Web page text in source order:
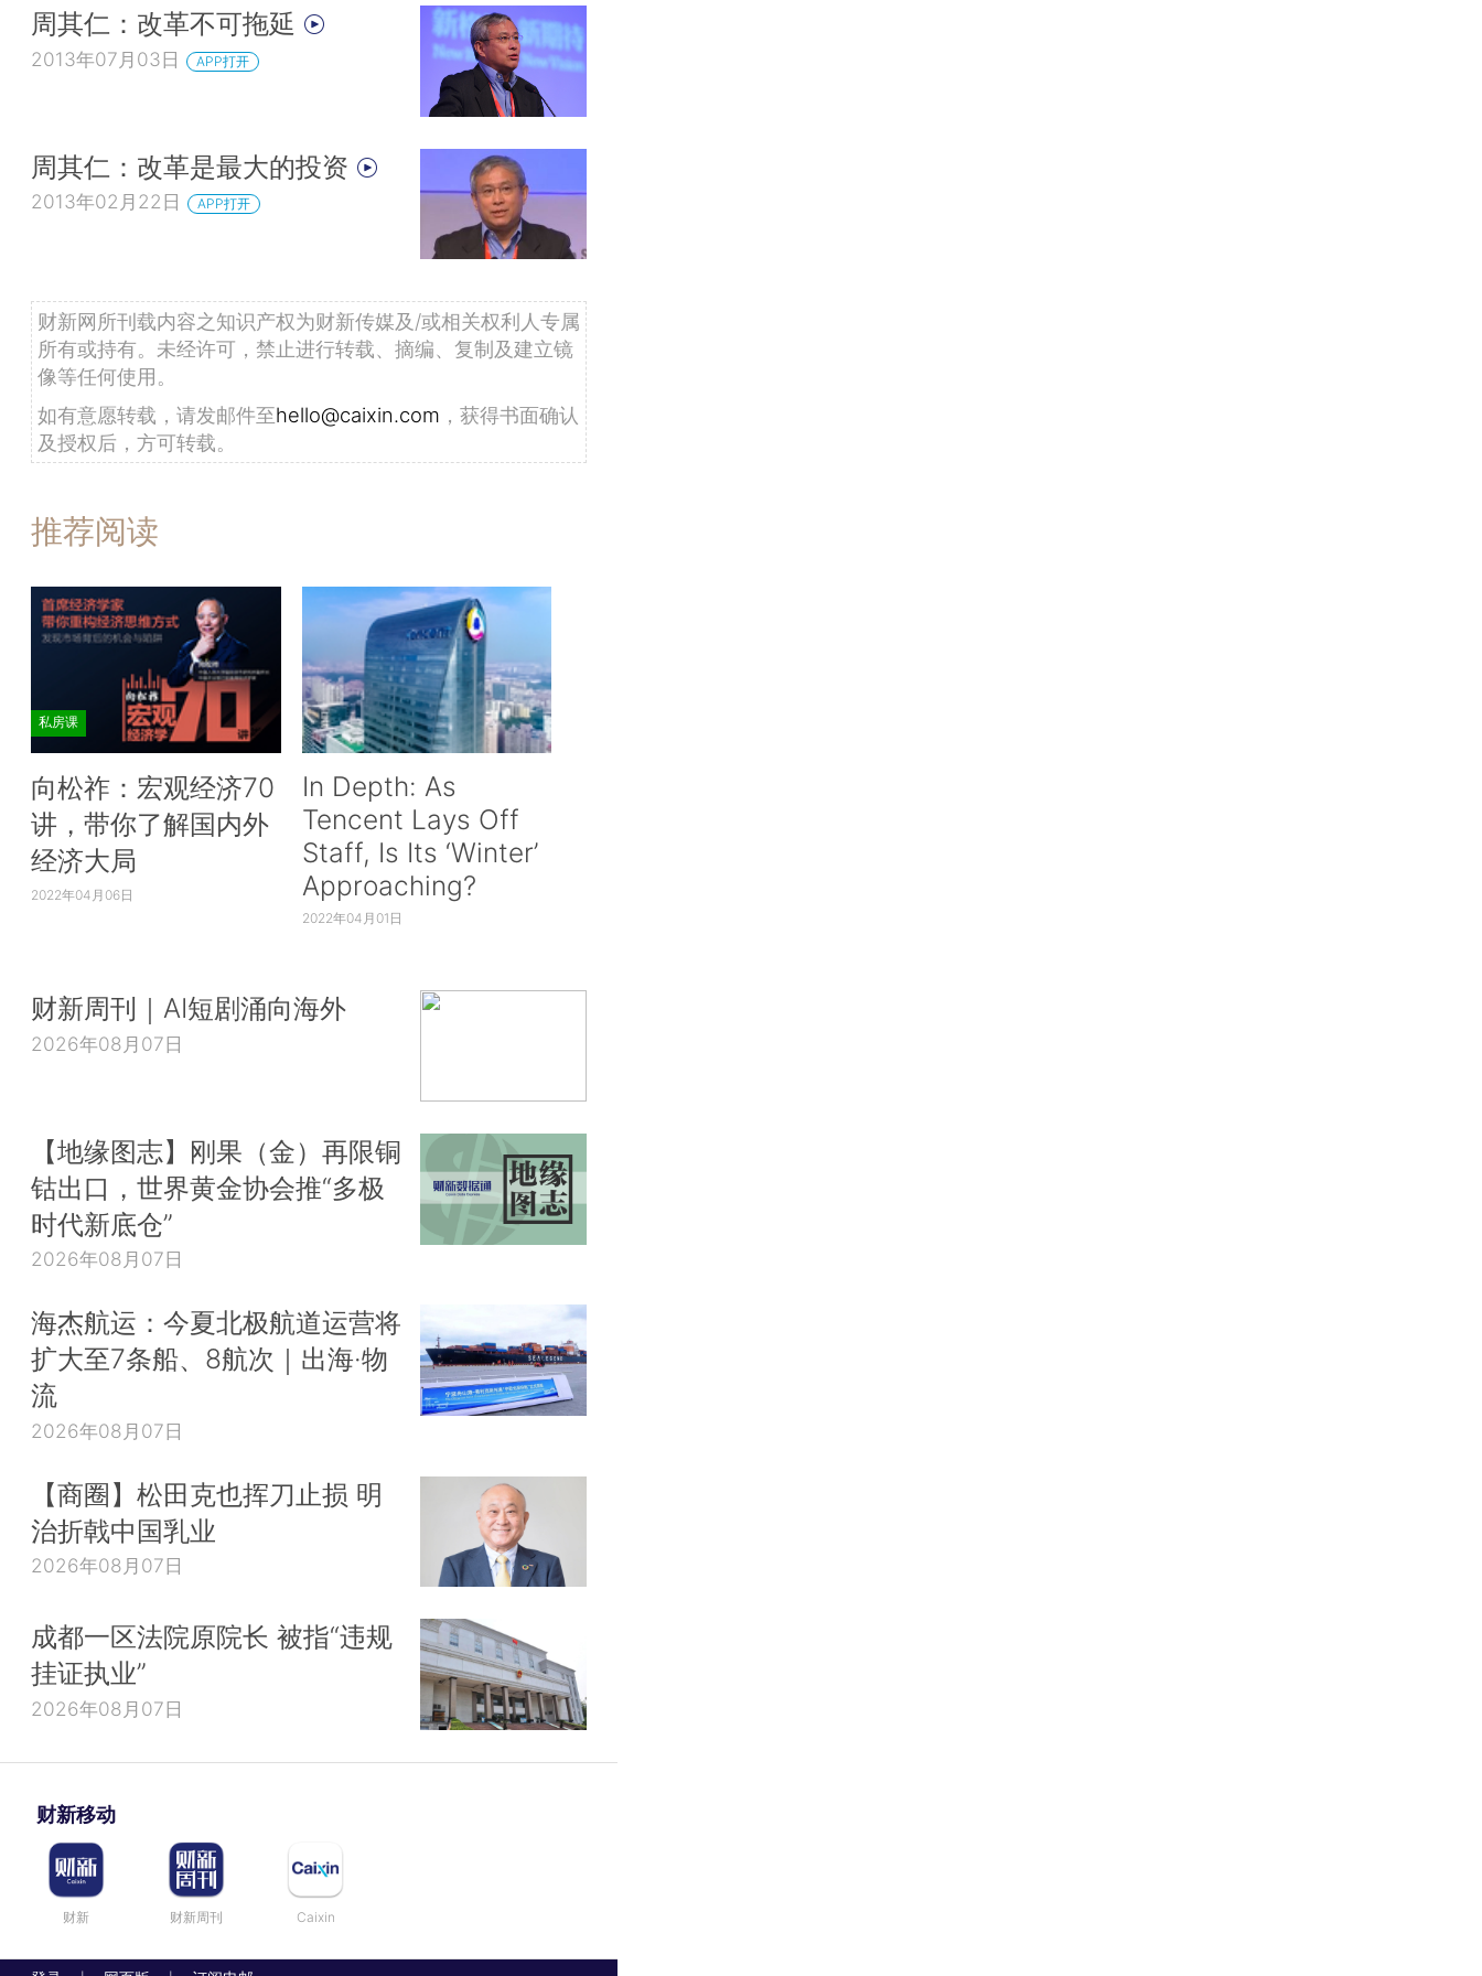
周其仁：改革不可拖延
2013年07月03日 APP打开
周其仁：改革是最大的投资
2013年02月22日 APP打开
财新网所刊载内容之知识产权为财新传媒及/或相关权利人专属
所有或持有。未经许可，禁止进行转载、摘编、复制及建立镜
像等任何使用。
如有意愿转载，请发邮件至hello@caixin.com ，获得书面确认
及授权后，方可转载。
推荐阅读
私房课
向松祚：宏观经济70
讲，带你了解国内外
经济大局
2022年04月06日
In Depth: As
Tencent Lays Off
Staff, Is Its ‘Winter’
Approaching?
2022年04月01日
财新周刊｜AI短剧涌向海外
2026年08月07日
【地缘图志】刚果（金）再限铜
钴出口，世界黄金协会推“多极
时代新底仓”
2026年08月07日
海杰航运：今夏北极航道运营将
扩大至7条船、8航次｜出海·物
流
2026年08月07日
【商圈】松田克也挥刀止损 明
治折戟中国乳业
2026年08月07日
成都一区法院原院长 被指“违规
挂证执业”
2026年08月07日
财新移动
财新 财新周刊 Caixin